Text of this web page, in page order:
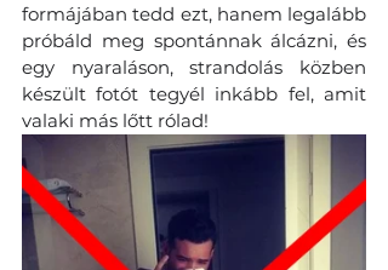
formájában tedd ezt, hanem legalább
próbáld meg spontánnak álcázni, és
egy nyaraláson, strandolás közben
készült fotót tegyél inkább fel, amit
valaki más lőtt rólad!